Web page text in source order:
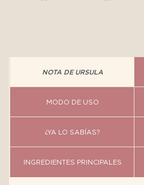
NOTA DE URSULA
MODO DE USO
¿YA LO SABÍAS?
INGREDIENTES PRINCIPALES